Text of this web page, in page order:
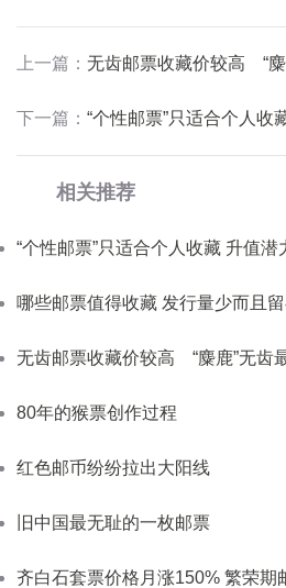
上一篇： 无齿邮票收藏价较高 “麋
下一篇： “个性邮票”只适合个人收
相关推荐
“个性邮票”只适合个人收藏 升值潜
哪些邮票值得收藏 发行量少而且
无齿邮票收藏价较高 “麋鹿”无齿
80年的猴票创作过程
红色邮币纷纷拉出大阳线
旧中国最无耻的一枚邮票
齐白石套票价格月涨150% 繁荣期